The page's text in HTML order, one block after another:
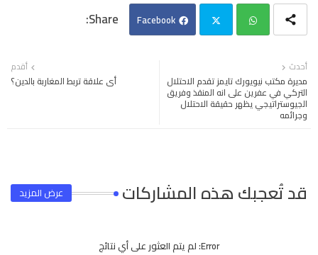
Facebook
tter
ats
app
أحدث
مديرة مكتب نيويورك تايمز تقدم الاحتلال
التركي في عفرين على انه المنقذ وفريق
الجيوستراتيجي يظهر حقيقة الاحتلال
وجرائمه
أقدم
أي علاقة تربط المغاربة بالدين؟
قد تُعجبك هذه المشاركات عرض المزيد
Error: لم يتم العثور على أي نتائج